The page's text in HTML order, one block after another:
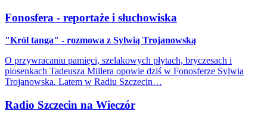
Fonosfera - reportaże i słuchowiska
"Król tanga" - rozmowa z Sylwią Trojanowską
O przywracaniu pamięci, szelakowych płytach, bryczesach i
piosenkach Tadeusza Millera opowie dziś w Fonosferze Sylwia
Trojanowska. Latem w Radiu Szczecin…
Radio Szczecin na Wieczór